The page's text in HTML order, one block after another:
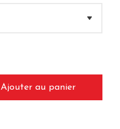
Ajouter au panier